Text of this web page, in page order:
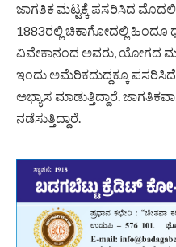
ಜಾಗತಿಕ ಮಟ್ಟಕ್ಕೆ ಪಸರಿಸಿದ
1883ರಲ್ಲಿ ಚಿಕಾಗೋದಲ್ಲಿ ಹಿಂದೂ
ವಿವೇಕಾನಂದ ಅವರು, ಯೋಗದ
ಇಂದು ಅಮೆರಿಕದುದ್ದಕ್ಕೂ
ಅಭ್ಯಾಸ ಮಾಡುತ್ತಿದ್ದಾರೆ.
ನಡೆಸುತ್ತಿದ್ದಾರೆ.